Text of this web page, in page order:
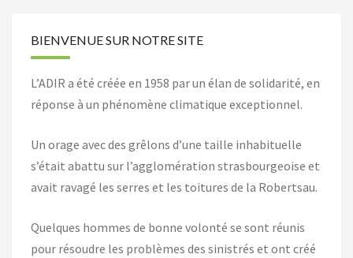
BIENVENUE SUR NOTRE SITE
L’ADIR a été créée en 1958 par un élan de solidarité, en
réponse à un phénomène climatique exceptionnel.
Un orage avec des grêlons d’une taille inhabituelle
s’était abattu sur l’agglomération strasbourgeoise et
avait ravagé les serres et les toitures de la Robertsau.
Quelques hommes de bonne volonté se sont réunis
pour résoudre les problèmes des sinistrés et ont créé